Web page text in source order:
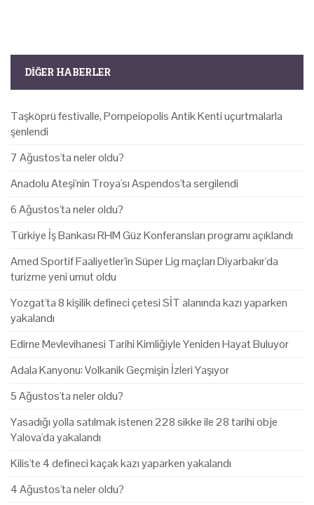
DIĞER HABERLER
Taşköprü festivalle, Pompeiopolis Antik Kenti uçurtmalarla
şenlendi
7 Ağustos'ta neler oldu?
Anadolu Ateşi'nin Troya'sı Aspendos'ta sergilendi
6 Ağustos'ta neler oldu?
Türkiye İş Bankası RHM Güz Konferansları programı açıklandı
Amed Sportif Faaliyetler'in Süper Lig maçları Diyarbakır'da
turizme yeni umut oldu
Yozgat'ta 8 kişilik defineci çetesi SİT alanında kazı yaparken
yakalandı
Edirne Mevlevihanesi Tarihi Kimliğiyle Yeniden Hayat Buluyor
Adala Kanyonu: Volkanik Geçmişin İzleri Yaşıyor
5 Ağustos'ta neler oldu?
Yasadığı yolla satılmak istenen 228 sikke ile 28 tarihi obje
Yalova'da yakalandı
Kilis'te 4 defineci kaçak kazı yaparken yakalandı
4 Ağustos'ta neler oldu?